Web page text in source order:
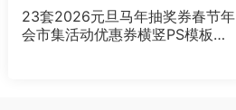
23套2026元旦马年抽奖券春节年
会市集活动优惠券横竖PS模板设